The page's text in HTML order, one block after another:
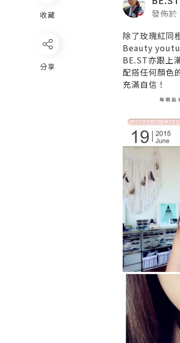
發佈
除了玫瑰紅同
Beauty
BE.ST亦跟上
配搭任何顏色
充滿自信！
收藏
分享